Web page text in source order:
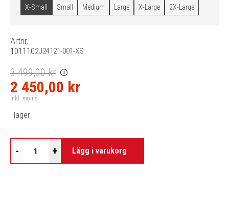
X-Small Small Medium Large X-Large 2X-Large
Artnr.
1011102J24121-001-XS
3 499,00 kr i
2 450,00 kr
Inkl. moms
I lager
- + Lägg i varukorg